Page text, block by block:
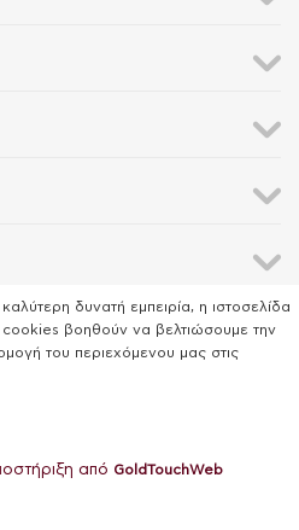
από GoldTouchWeb
δυνατή εμπειρία, η ιστοσελίδα
cookies βοηθούν να βελτιώσουμε την
του περιεχόμενου μας στις